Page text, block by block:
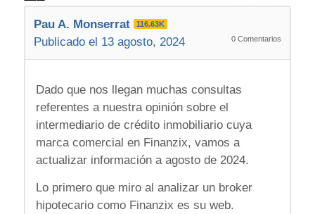
Pau A. Monserrat 116.63K
Publicado el 13 agosto, 2024 0 Comentarios
Dado que nos llegan muchas consultas
referentes a nuestra opinión sobre el
intermediario de crédito inmobiliario cuya
marca comercial en Finanzix, vamos a
actualizar información a agosto de 2024.
Lo primero que miro al analizar un broker
hipotecario como Finanzix es su web.